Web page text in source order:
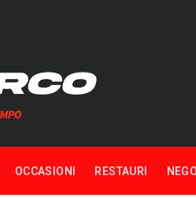
OCCASIONI RESTAURI